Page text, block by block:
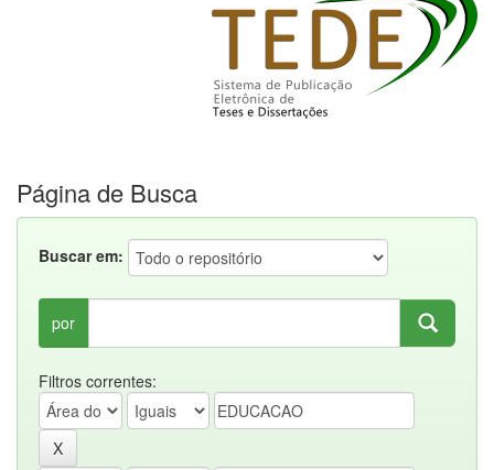
Página de Busca
Buscar em:
por
Filtros correntes: